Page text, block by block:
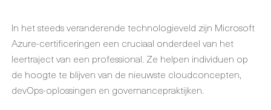
In het steeds veranderende technologieveld zijn Microsoft
Azure-certificeringen een cruciaal onderdeel van het
leertraject van een professional. Ze helpen individuen op
de hoogte te blijven van de nieuwste cloudconcepten,
devOps-oplossingen en governancepraktijken.